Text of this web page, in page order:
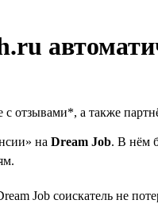
отзывами*, а также
на Dream Job. В нём
Job соискатель не